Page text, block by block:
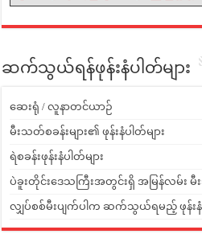
ဆက်သွယ်ရန်ဖုန်းနံပါတ်များ
ဆေးရုံ / လူနာတင်ယာဉ်
မီးသတ်စခန်းများ၏ ဖုန်းနံပါတ်များ
ရဲစခန်းဖုန်းနံပါတ်များ
ပဲခူးတိုင်းဒေသကြီးအတွင်းရှိ အမြန်လမ်း မီး
လျှပ်စစ်မီးပျက်ပါက ဆက်သွယ်ရမည့် ဖုန်းနံပ